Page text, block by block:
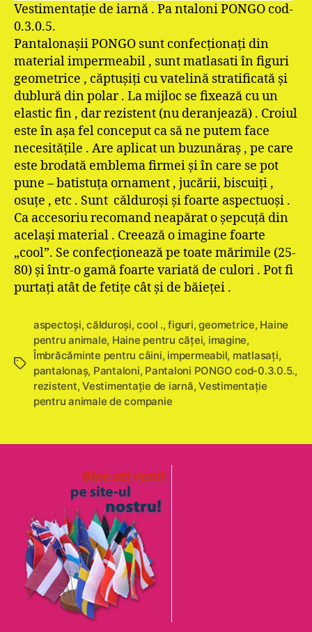
Vestimentaţie de iarnă . Pa ntaloni PONGO cod-
0.3.0.5.
Pantalonaşii PONGO sunt confecţionaţi din
material impermeabil , sunt matlasati în figuri
geometrice , căptuşiţi cu vatelină stratificată şi
dublură din polar . La mijloc se fixează cu un
elastic fin , dar rezistent (nu deranjează) . Croiul
este în aşa fel conceput ca să ne putem face
necesităţile . Are aplicat un buzunăraş , pe care
este brodată emblema firmei şi în care se pot
pune – batistuţa ornament , jucării, biscuiţi ,
osuţe , etc . Sunt călduroşi şi foarte aspectuoşi .
Ca accesoriu recomand neapărat o şepcuţă din
acelaşi material . Creează o imagine foarte
„cool”. Se confecţionează pe toate mărimile (25-
80) şi într-o gamă foarte variată de culori . Pot fi
purtaţi atât de fetiţe cât şi de băieţei .
Etichete
aspectoşi,călduroşi,cool .,figuri,geometrice, Haine
pentru animale, Haine pentru căţei, imagine,
Îmbrăcăminte pentru câini, impermeabil, matlasaţi,
pantalonaş, Pantaloni, Pantaloni PONGO cod-0.3.0.5.,
rezistent,Vestimentaţie de iarnă,Vestimentație
pentru animale de companie